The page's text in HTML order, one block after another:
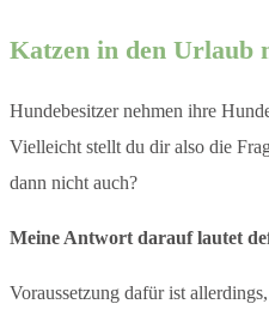
Katzen in den Urlaub
Hundebesitzer nehmen ihre
Vielleicht stellt du dir also die
dann nicht auch?
Meine Antwort darauf lautet
Voraussetzung dafür ist allerdings,